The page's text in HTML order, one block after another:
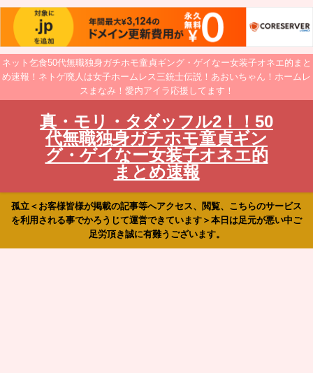
ネット乞食50代無職独身ガチホモ童貞ギング・ゲイなー女装子オネエ的まと
め速報！ネトゲ廃人は女子ホームレス三銃士伝説！あおいちゃん！ホームレ
スまなみ！愛内アイラ応援してます！
真・モリ・タダッフル2！！50
代無職独身ガチホモ童貞ギン
グ・ゲイなー女装子オネエ的
まとめ速報
孤立＜お客様皆様が掲載の記事等へアクセス、閲覧、こちらのサービス
を利用される事でかろうじて運営できています＞本日は足元が悪い中ご
足労頂き誠に有難うございます。